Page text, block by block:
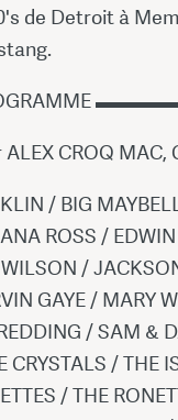
de Detroit à
CROQ MAC,
/ BIG
ROSS /
/
GAYE / MARY
/ SAM &
CRYSTALS / THE
/ THE